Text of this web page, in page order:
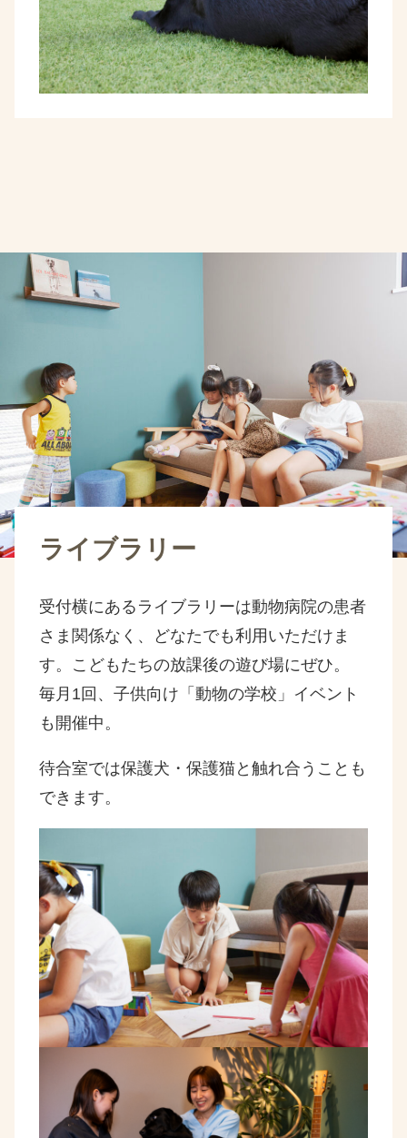
ライブラリー
受付横にあるライブラリーは動物病院の患者
さま関係なく、どなたでも利用いただけま
す。こどもたちの放課後の遊び場にぜひ。
毎月1回、子供向け「動物の学校」イベント
も開催中。
待合室では保護犬・保護猫と触れ合うことも
できます。